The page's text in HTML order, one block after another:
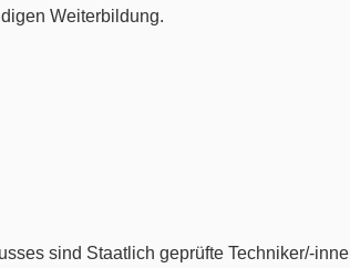
Weiterbildung.
sind Staatlich geprüfte Techniker/-